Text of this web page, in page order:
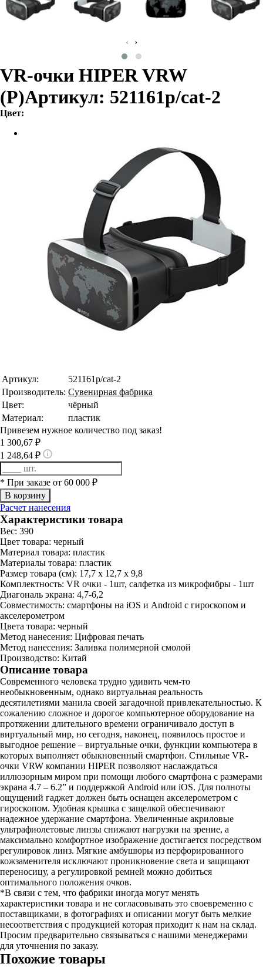
‹ ›
VR-очки HIPER VRW
(P)Артикул: 521161p/cat-2
Цвет:
Артикул:
521161p/cat-2
Производитель: Сувенирная фабрика
Цвет:
чёрный
Материал:
пластик
Привезем нужное количество под заказ!
1 300,67 ₽
1 248,64 ₽
* При заказе от 60 000 ₽
Расчет нанесения
Характеристики товара
Вес: 390
Цвет товара: черный
Материал товара: пластик
Материалы товара: пластик
Размер товара (см): 17,7 x 12,7 x 9,8
Комплектность: VR очки - 1шт, салфетка из микрофибры - 1шт
Диагональ экрана: 4,7-6,2
Совместимость: смартфоны на iOS и Android с гироскопом и
акселерометром
Цвета товара: черный
Метод нанесения: Цифровая печать
Метод нанесения: Заливка полимерной смолой
Производство: Китай
Описание товара
Современного человека трудно удивить чем-то
необыкновенным, однако виртуальная реальность
десятилетиями манила своей загадочной привлекательностью. К
сожалению сложное и дорогое компьютерное оборудование на
протяжении длительного времени ограничивало доступ в
виртуальный мир, но сегодня, наконец, появилось простое и
выгодное решение – виртуальные очки, функции компьютера в
которых выполняет обыкновенный смартфон. Стильные VR-
очки VRW компании HIPER позволяют наслаждаться
иллюзорным миром при помощи любого смартфона с размерами
экрана 4.7 – 6.2” и поддержкой Android или iOS. Для полноты
ощущений гаджет должен быть оснащен акселерометром с
гироскопом. Удобная крышка с защелкой обеспечивают
надежное удержание смартфона. Увеличенные акриловые
ультрафиолетовые линзы снижают нагрузки на зрение, а
максимально комфортное изображение достигается посредством
регулировок линз. Мягкие амбушюры из перфорированного
кожзаменителя исключают проникновение света и защищают
переносицу, а регулировкой ремней можно добиться
оптимального положения очков.
*В связи с тем, что фабрики иногда могут менять
характеристики товара и не согласовывать это своевременно с
поставщиками, в фотографиях и описании могут быть мелкие
несоответствия с продукцией которая приходит к нам на склад.
Просим предварительно связываться с нашими менеджерами
для уточнения по заказу.
Похожие товары